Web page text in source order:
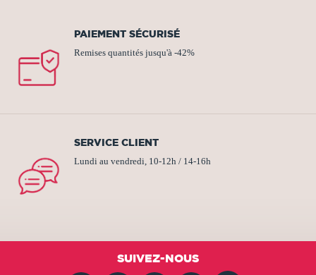
PAIEMENT SÉCURISÉ
Remises quantités jusqu'à -42%
SERVICE CLIENT
Lundi au vendredi, 10-12h / 14-16h
SUIVEZ-NOUS